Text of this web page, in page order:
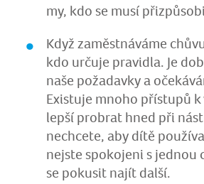
my, kdo se musí
Když zaměstnáváme
kdo určuje pravidla. Je
naše požadavky a
Existuje mnoho přístupů k
lepší probrat hned při
nechcete, aby dítě
nejste spokojeni s jednou
se pokusit najít další.